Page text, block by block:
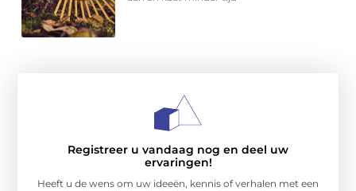
Registreer u vandaag nog en deel uw
ervaringen!
Heeft u de wens om uw ideeën, kennis of verhalen met een